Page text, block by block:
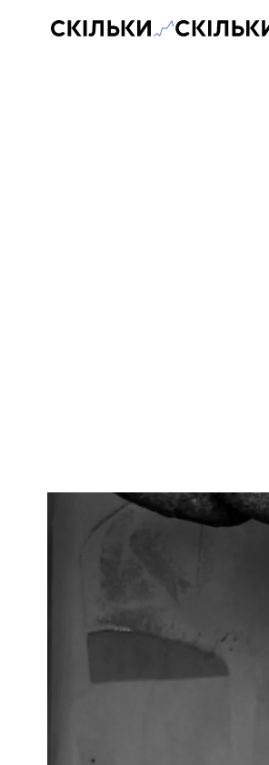
Скільки-скільки? — Медіа